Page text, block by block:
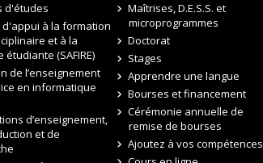
d'études
d'appui à la formation
et à la
étudiante (SAFIRE)
de l’enseignement
en informatique
d’enseignement,
et de
Maîtrises, D.E.S.S. et
microprogrammes
Doctorat
Stages
Apprendre une langue
Bourses et financement
Cérémonie annuelle de
remise de bourses
Ajoutez à vos compétences